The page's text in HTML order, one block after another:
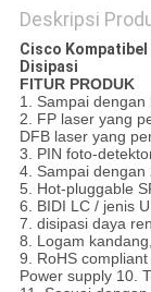
Deskripsi
Cisco Kompatibel
Disipasi
FITUR PRODUK
1. Sampai
2. FP laser yang
DFB laser yang
3. PIN foto-
4. Sampai dengan
5. Hot-pluggable
6. BIDI LC / jenis
7. disipasi daya
8. Logam
9. RoHS
Power supply 10.